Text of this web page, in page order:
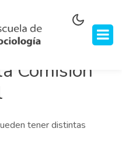
Comisión
tener distintas